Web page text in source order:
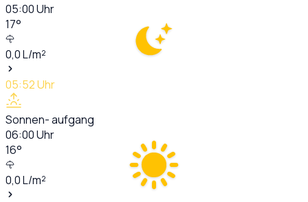
05:00Uhr
17°
0,0L/m²
05:52Uhr
Sonnen- aufgang
06:00Uhr
16°
0,0L/m²